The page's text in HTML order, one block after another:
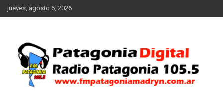
Saltar
al
jueves, agosto 6, 2026